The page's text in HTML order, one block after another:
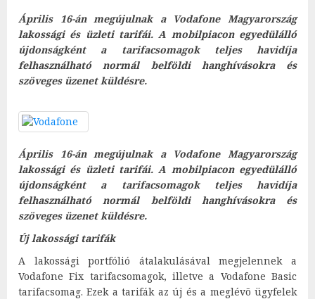
Április 16-án megújulnak a Vodafone Magyarország
lakossági és üzleti tarifái. A mobilpiacon egyedülálló
újdonságként a tarifacsomagok teljes havidíja
felhasználható normál belföldi hanghívásokra és
szöveges üzenet küldésre.
Április 16-án megújulnak a Vodafone Magyarország
lakossági és üzleti tarifái. A mobilpiacon egyedülálló
újdonságként a tarifacsomagok teljes havidíja
felhasználható normál belföldi hanghívásokra és
szöveges üzenet küldésre.
Új lakossági tarifák
A lakossági portfólió átalakulásával megjelennek a
Vodafone Fix tarifacsomagok, illetve a Vodafone Basic
tarifacsomag. Ezek a tarifák az új és a meglévõ ügyfelek